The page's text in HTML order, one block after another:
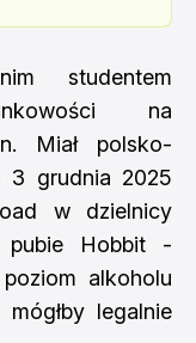
studentem
na
Miał polsko-
3 grudnia 2025
w dzielnicy
pubie Hobbit -
alkoholu
legalnie